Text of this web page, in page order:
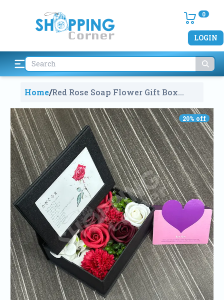
0
LOGIN
Home/Red Rose Soap Flower Gift Box
20% off